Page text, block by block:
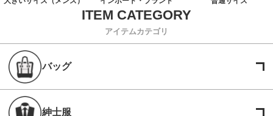
アイテムカテゴリ
バッグ
紳士服